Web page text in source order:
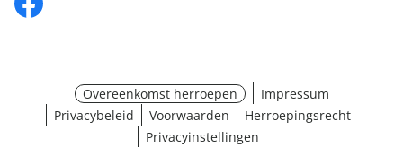
Overeenkomst herroepen
Impressum
Privacybeleid
Voorwaarden
Herroepingsrecht
Privacyinstellingen